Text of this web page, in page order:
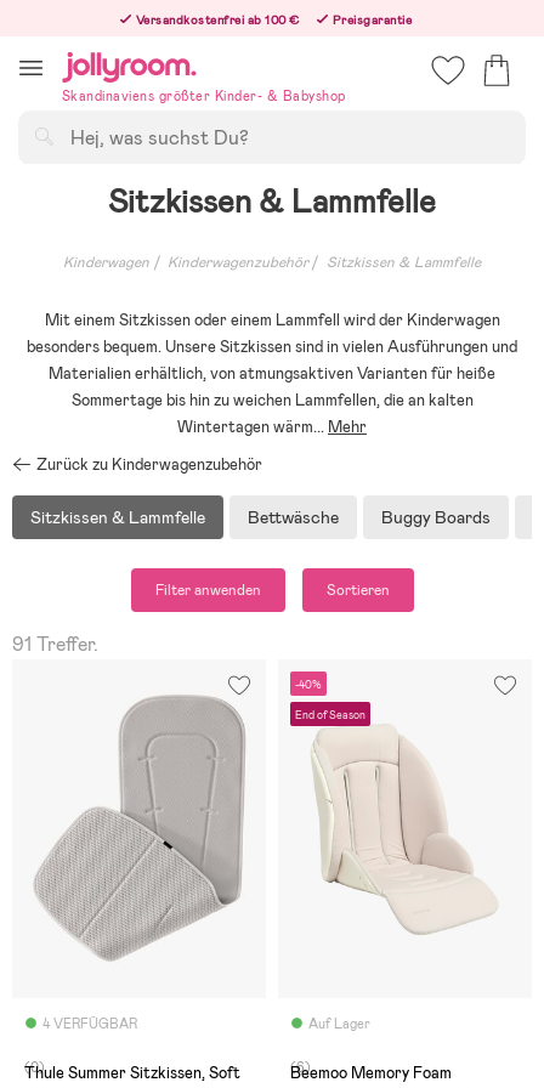
innehållet
Versandkostenfrei ab 100 €
Preisgarantie
Bestelle jetzt – wir versenden noch am selben Werktag!
Skandinaviens größter Kinder- & Babyshop
Sitzkissen & Lammfelle
Kinderwagen Kinderwagenzubehör Sitzkissen & Lammfelle
Mit einem Sitzkissen oder einem Lammfell wird der Kinderwagen
besonders bequem. Unsere Sitzkissen sind in vielen Ausführungen und
Materialien erhältlich, von atmungsaktiven Varianten für heiße
Sommertage bis hin zu weichen Lammfellen, die an kalten
Wintertagen wärm... Mehr
Zurück zu Kinderwagenzubehör
Sitzkissen & Lammfelle Bettwäsche Buggy Boards
Filter anwenden Sortieren
91 Treffer.
4 VERFÜGBAR
(0)
Thule Summer Sitzkissen, Soft
-40%
End of Season
Auf Lager
(6)
Beemoo Memory Foam